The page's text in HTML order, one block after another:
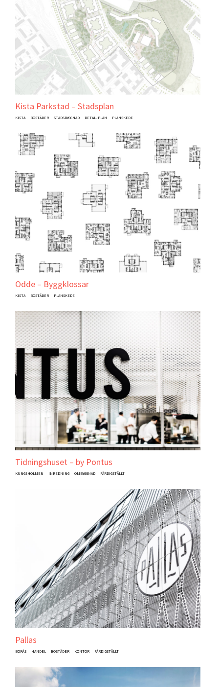
Kista Parkstad – Stadsplan
KISTA BOSTÄDER STADSBYGGNAD DETALJPLAN PLANSKEDE
Odde – Byggklossar
KISTA BOSTÄDER PLANSKEDE
Tidningshuset – by Pontus
KUNGSHOLMEN INREDNING OMBYGGNAD FÄRDIGSTÄLLT
Pallas
BORÅS HANDEL BOSTÄDER KONTOR FÄRDIGSTÄLLT